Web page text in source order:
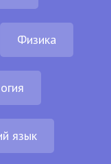
Физика
язык